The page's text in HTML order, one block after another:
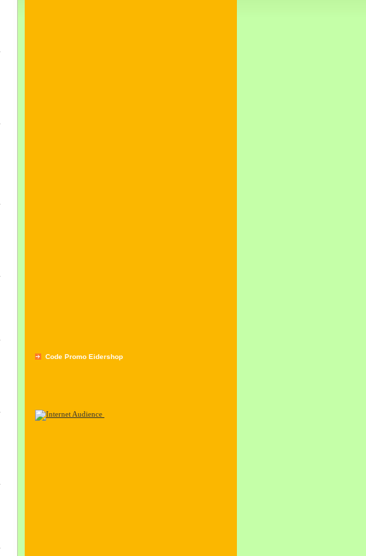
Code Promo Eidershop